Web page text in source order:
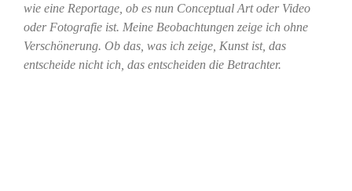
wie eine Reportage, ob es nun Conceptual Art oder Video
oder Fotografie ist. Meine Beobachtungen zeige ich ohne
Verschönerung. Ob das, was ich zeige, Kunst ist, das
entscheide nicht ich, das entscheiden die Betrachter.